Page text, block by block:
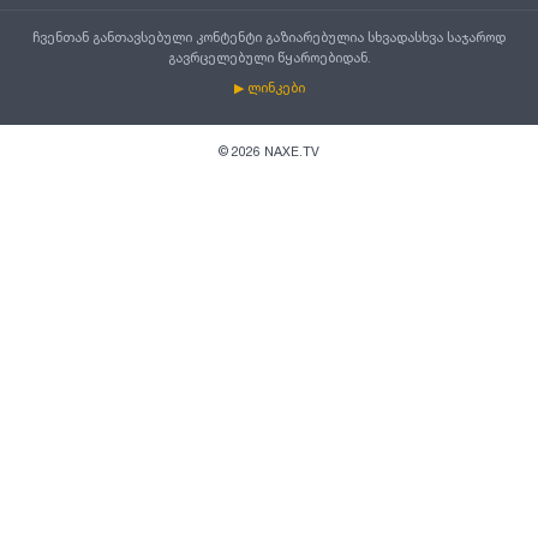
ჩვენთან განთავსებული კონტენტი გაზიარებულია სხვადასხვა საჯაროდ
გავრცელებული წყაროებიდან.
▶ ლინკები
© 2026 NAXE.TV